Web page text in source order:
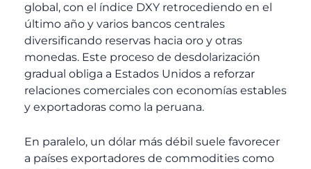
global, con el índice DXY retrocediendo en el
último año y varios bancos centrales
diversificando reservas hacia oro y otras
monedas. Este proceso de desdolarización
gradual obliga a Estados Unidos a reforzar
relaciones comerciales con economías estables
y exportadoras como la peruana.
En paralelo, un dólar más débil suele favorecer
a países exportadores de commodities como